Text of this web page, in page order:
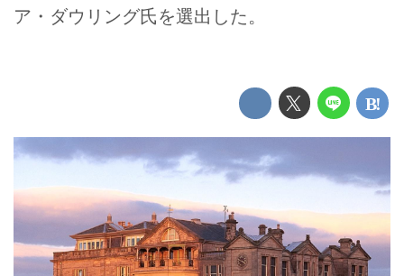
ア・ダウリング氏を選出した。